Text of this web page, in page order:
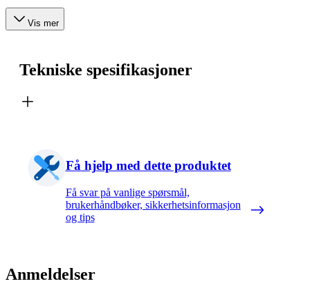
Vis mer
Tekniske spesifikasjoner
Få hjelp med dette produktet
Få svar på vanlige spørsmål,
brukerhåndbøker, sikkerhetsinformasjon
og tips
Anmeldelser